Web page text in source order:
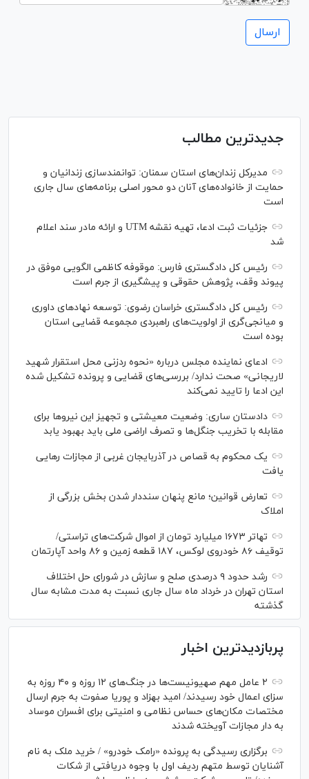
جدیدترین مطالب
مدیرکل زندان‌های استان سمنان: توانمندسازی زندانیان و
حمایت از خانواده‌های آنان دو محور اصلی برنامه‌های سال جاری
است
جزئیات ثبت ادعا، تهیه نقشه UTM و ارائه مادر سند اعلام
شد
رئیس کل دادگستری فارس: موقوفه کاظمی الگویی موفق در
پیوند وقف، پژوهش حقوقی و پیشگیری از جرم است
رئیس کل دادگستری خراسان رضوی: توسعه نهاد‌های داوری
و میانجی‌گری از اولویت‌های راهبردی مجموعه قضایی استان
بوده است
ادعای نماینده مجلس درباره «نحوه ردزنی محل استقرار شهید
لاریجانی» صحت ندارد/ بررسی‌های قضایی و پرونده تشکیل شده
این ادعا را تایید نمی‌کند
دادستان ساری: وضعیت معیشتی و تجهیز این نیرو‌ها برای
مقابله با تخریب جنگل‌ها و تصرف اراضی ملی باید بهبود یابد
یک محکوم به قصاص در آذربایجان‌ غربی از مجازات رهایی
یافت
تعارض قوانین؛ مانع پنهان سنددار شدن بخش بزرگی از
املاک
تهاتر ۱۶۷۳ میلیارد تومان از اموال شرکت‌های تراستی/
توقیف ۸۶ خودروی لوکس، ۱۸۷ قطعه زمین و ۸۶ واحد آپارتمان
رشد حدود ۹ درصدی صلح و سازش در شورای حل اختلاف
استان تهران در خرداد ماه سال جاری نسبت به مدت مشابه سال
گذشته
پربازدیدترین اخبار
۲ عامل مهم صهیونیست‌ها در جنگ‌های ۱۲ روزه و ۴۰ روزه به
سزای اعمال خود رسیدند/ امید بهزاد و پوریا صفوت به جرم ارسال
مختصات مکان‌های حساس نظامی و امنیتی برای افسران موساد
به دار مجازات آویخته شدند
برگزاری رسیدگی به پرونده «رامک خودرو» / خرید ملک به نام
آشنایان توسط متهم ردیف اول با وجوه دریافتی از شکات